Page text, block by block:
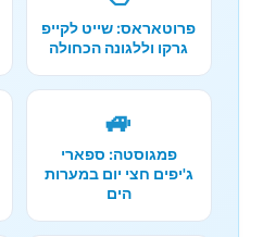
פרוטאראס: שייט לקייפ
גרקו וללגונה הכחולה
🚙
פמגוסטה: ספארי
ג'יפים חצי יום במערות
הים